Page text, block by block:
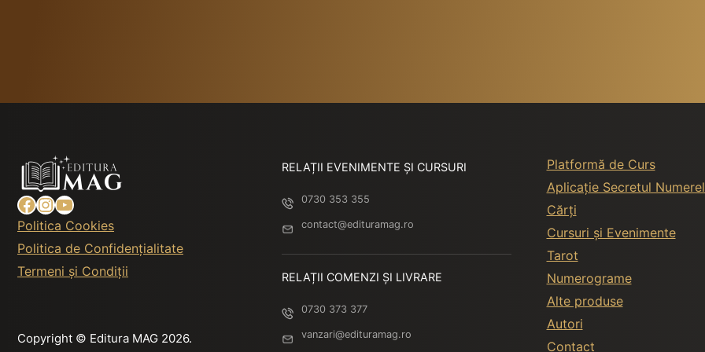
Facebook
Instagram
YouTube
Politica Cookies
Politica de Confidențialitate
Termeni și Condiții
Copyright © Editura MAG 2026.
RELAȚII EVENIMENTE ȘI CURSURI
0730 353 355
contact@edituramag.ro
RELAȚII COMENZI ȘI LIVRARE
0730 373 377
vanzari@edituramag.ro
Platformă de Curs
Aplicație Secretul
Cărți
Cursuri și Evenimente
Tarot
Numerograme
Alte produse
Autori
Contact